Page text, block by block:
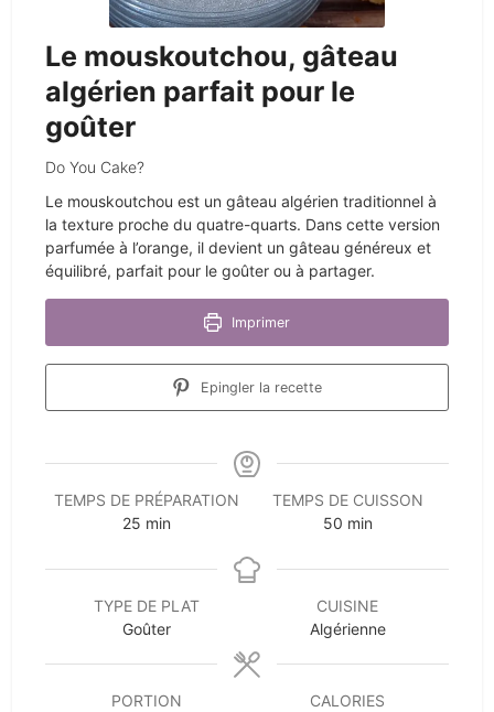
Le mouskoutchou, gâteau
algérien parfait pour le
goûter
Do You Cake?
Le mouskoutchou est un gâteau algérien traditionnel à
la texture proche du quatre-quarts. Dans cette version
parfumée à l’orange, il devient un gâteau généreux et
équilibré, parfait pour le goûter ou à partager.
Imprimer
Epingler la recette
TEMPS DE PRÉPARATION
25minutes
min
TEMPS DE CUISSON
50minutes
min
TYPE DE PLAT
Goûter
CUISINE
Algérienne
PORTION
CALORIES